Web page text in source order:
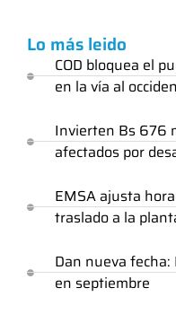
Lo más leido
COD bloquea el
en la vía al
Invierten Bs 676
afectados por
EMSA ajusta
traslado a la
Dan nueva
en septiembre